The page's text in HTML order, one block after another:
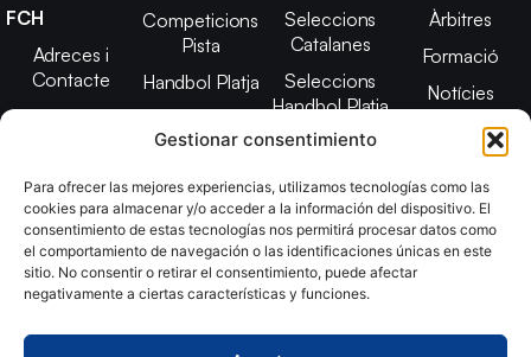
Gestionar consentimiento
Para ofrecer las mejores experiencias, utilizamos tecnologías como las
cookies para almacenar y/o acceder a la información del dispositivo. El
consentimiento de estas tecnologías nos permitirá procesar datos como
el comportamiento de navegación o las identificaciones únicas en este
sitio. No consentir o retirar el consentimiento, puede afectar
negativamente a ciertas características y funciones.
FCH
Adreces i
Contacte
Junta Directiva
2025
Estatuts
Transparència
Imatge
Competicions
Pista
Handbol Platja
Seleccions
Catalanes
Seleccions
Handbol Platja
Tecnificació
CATH
Promoció
Àrbitres
Formació
Notícies
Adreces de
contacte